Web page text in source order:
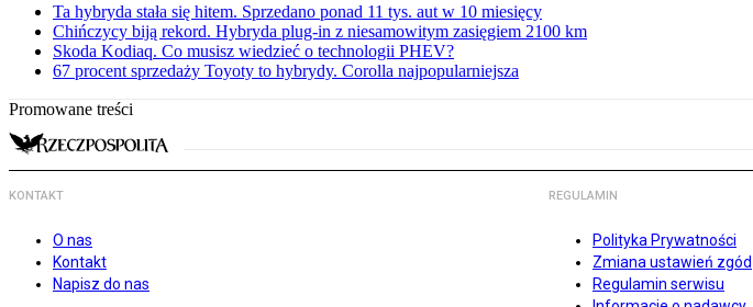
Ta hybryda stała się hitem. Sprzedano ponad 11 tys. aut w 10 miesięcy
Chińczycy biją rekord. Hybryda plug-in z niesamowitym zasięgiem 2100 km
Skoda Kodiaq. Co musisz wiedzieć o technologii PHEV?
67 procent sprzedaży Toyoty to hybrydy. Corolla najpopularniejsza
Promowane treści
KONTAKT
O nas
Kontakt
Napisz do nas
REGULAMIN
Polityka Prywatności
Zmiana ustawień zgód
Regulamin serwisu